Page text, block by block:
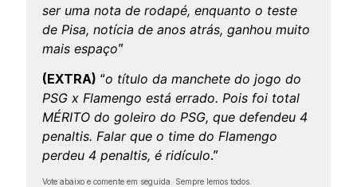
ser uma nota de rodapé, enquanto o teste
de Pisa, notícia de anos atrás, ganhou muito
mais espaço”
(EXTRA) “o título da manchete do jogo do
PSG x Flamengo está errado. Pois foi total
MÉRITO do goleiro do PSG, que defendeu 4
penaltis. Falar que o time do Flamengo
perdeu 4 penaltis, é ridículo.”
Vote abaixo e comente em seguida. Sempre lemos todos.